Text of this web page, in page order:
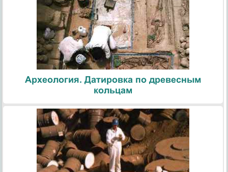
Археология. Датировка по древесным
кольцам